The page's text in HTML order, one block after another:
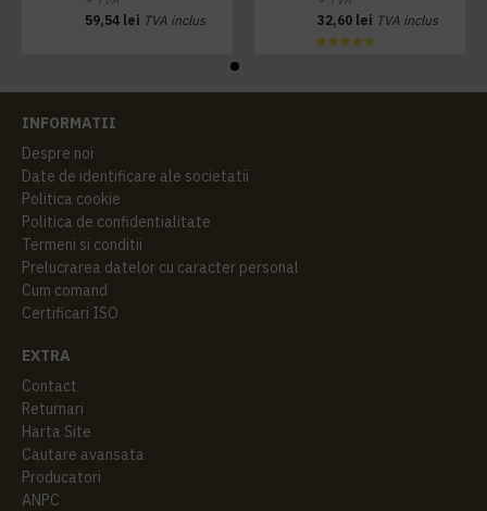
59,54 lei TVA inclus
32,60 lei TVA inclus
INFORMATII
Despre noi
Date de identificare ale societatii
Politica cookie
Politica de confidentialitate
Termeni si conditii
Prelucrarea datelor cu caracter personal
Cum comand
Certificari ISO
EXTRA
Contact
Returnari
Harta Site
Cautare avansata
Producatori
ANPC